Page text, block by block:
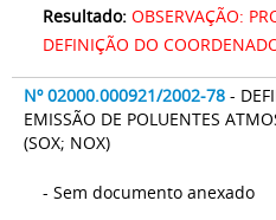
Resultado: OBSERVAÇÃO:
DEFINIÇÃO DO
Nº 02000.000921/2002-78 -
EMISSÃO DE POLUENTES
(SOX; NOX)
- Sem documento anexado